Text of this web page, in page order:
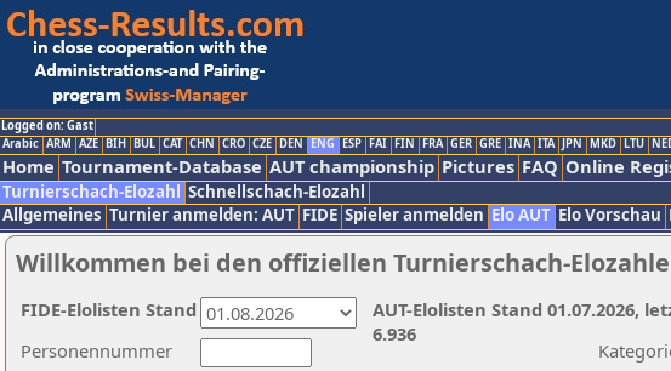
Logged on: Gast
Arabic ARM AZE BIH BUL CAT CHN CRO CZE DEN ENG ESP FAI FIN FRA GER GRE INA ITA JPN MKD LTU
Home Tournament-Database AUT championship Pictures FAQ Online
Turnierschach-Elozahl Schnellschach-Elozahl
Allgemeines Turnier anmelden: AUT FIDE Spieler anmelden Elo AUT Elo Vorschau
Willkommen bei den offiziellen Turnierschach-
Personennummer
AUT-Elolisten Stand 01.07.2026,
6.936
FIDE-Elolisten Stand